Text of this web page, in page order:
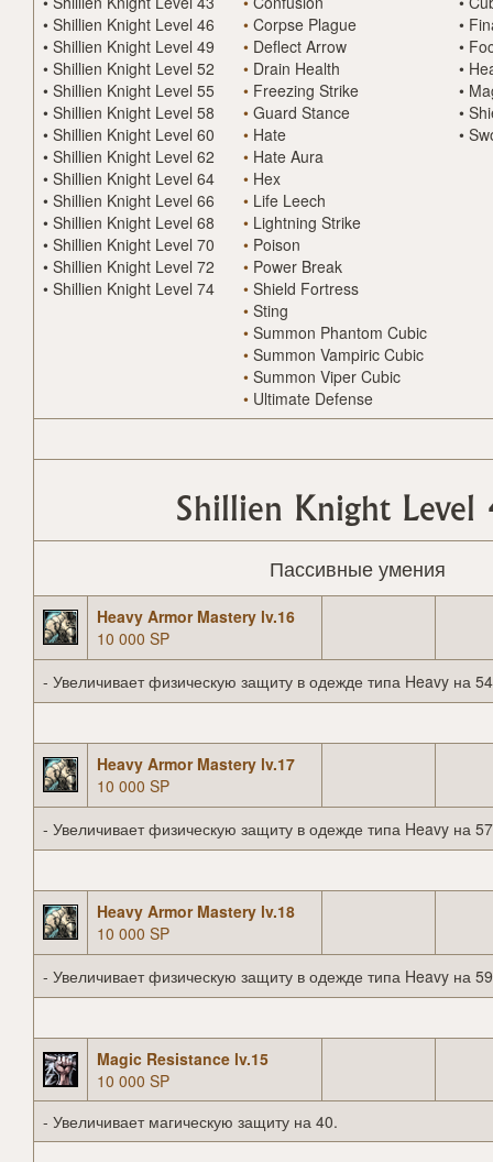
• Shillien Knight Level 46
• Shillien Knight Level 49
• Shillien Knight Level 52
• Shillien Knight Level 55
• Shillien Knight Level 58
• Shillien Knight Level 60
• Shillien Knight Level 62
• Shillien Knight Level 64
• Shillien Knight Level 66
• Shillien Knight Level 68
• Shillien Knight Level 70
• Shillien Knight Level 72
• Shillien Knight Level 74
• Corpse Plague
• Deflect Arrow
• Drain Health
• Freezing Strike
• Guard Stance
• Hate
• Hate Aura
• Hex
• Life Leech
• Lightning Strike
• Poison
• Power Break
• Shield Fortress
• Sting
• Summon Phantom Cubic
• Summon Vampiric Cubic
• Summon Viper Cubic
• Ultimate Defense
•
•
•
•
•
•
Shillien Knight Level
Пассивные умения
Heavy Armor Mastery lv.16
10 000 SP
- Увеличивает физическую защиту в одежде типа Heavy на
Heavy Armor Mastery lv.17
10 000 SP
- Увеличивает физическую защиту в одежде типа Heavy на
Heavy Armor Mastery lv.18
10 000 SP
- Увеличивает физическую защиту в одежде типа Heavy на
Magic Resistance lv.15
10 000 SP
- Увеличивает магическую защиту на 40.